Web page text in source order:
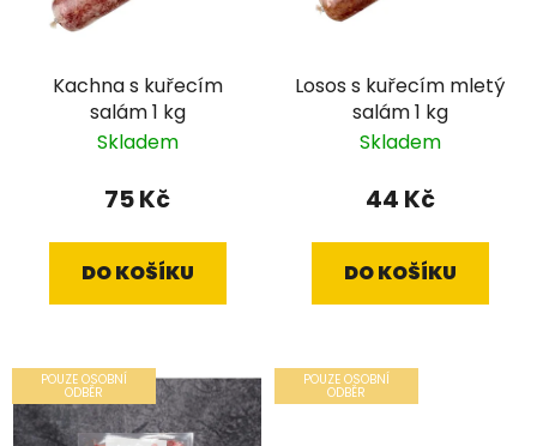
Kachna s kuřecím
salám 1 kg
Skladem
75 Kč
DO KOŠÍKU
Losos s kuřecím mletý
salám 1 kg
Skladem
44 Kč
DO KOŠÍKU
POUZE OSOBNÍ
ODBĚR
POUZE OSOBNÍ
ODBĚR